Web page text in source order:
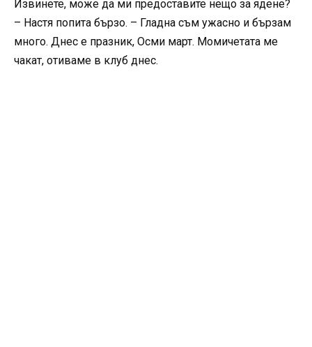
Извинете, може да ми предоставите нещо за ядене?
– Настя попита бързо. – Гладна съм ужасно и бързам
много. Днес е празник, Осми март. Момичетата ме
чакат, отиваме в клуб днес.